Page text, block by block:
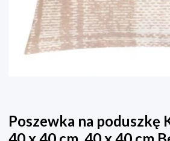
Poszewka na poduszkę